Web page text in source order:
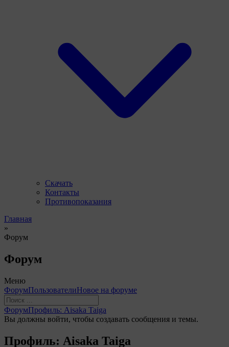
Скачать
Контакты
Противопоказания
Главная
»
Форум
Форум
Меню
Навигация
Форума
ФорумПользователиНовое на форуме
Форум
breadcrumbs
Вы
ФорумПрофиль: Aisaka Taiga
Вы должны войти, чтобы создавать сообщения и темы.
Профиль: Aisaka Taiga